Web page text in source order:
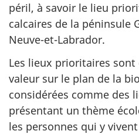
péril, à savoir le lieu
calcaires de la péninsule
Neuve-et-Labrador.
Les lieux prioritaires sont
valeur sur le plan de la
considérées comme des
présentant un thème
les personnes qui y